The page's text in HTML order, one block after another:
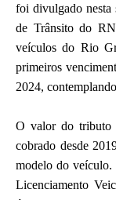
foi divulgado nesta
de Trânsito do
veículos do Rio
primeiros
2024,
O valor do tributo
cobrado desde
modelo do
Licenciamento